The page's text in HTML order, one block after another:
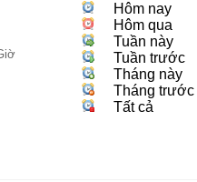
Hôm nay
Hôm qua
Tuần này
Tuần trước
Tháng này
Tháng trước
Tất cả